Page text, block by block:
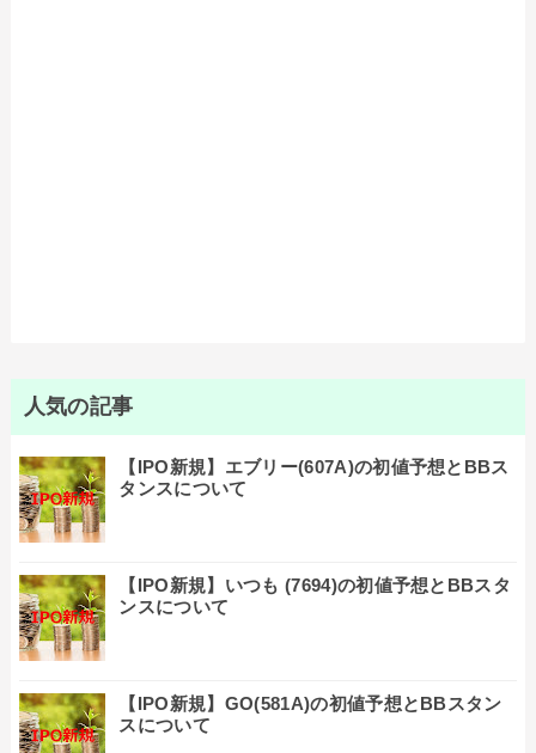
人気の記事
【IPO新規】エブリー(607A)の初値予想とBBス
タンスについて
【IPO新規】いつも (7694)の初値予想とBBスタ
ンスについて
【IPO新規】GO(581A)の初値予想とBBスタン
スについて